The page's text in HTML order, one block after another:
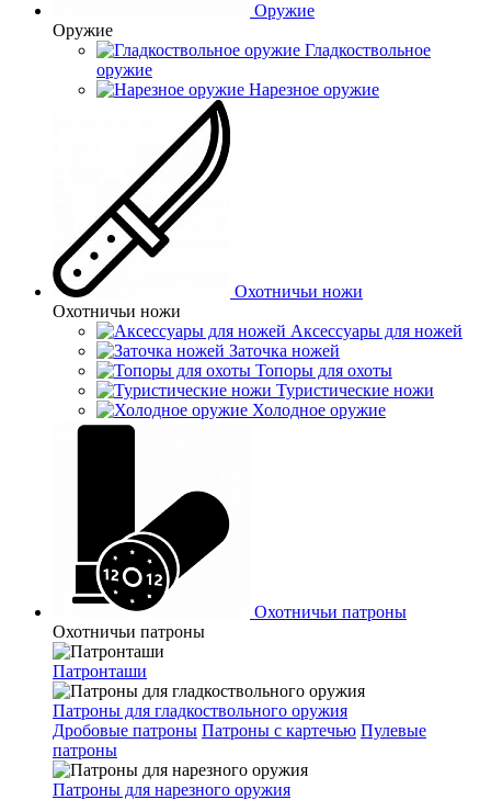
Оружие
Оружие
Гладкоствольное
оружие
Нарезное оружие
Охотничьи ножи
Охотничьи ножи
Аксессуары для ножей
Заточка ножей
Топоры для охоты
Туристические ножи
Холодное оружие
Охотничьи патроны
Охотничьи патроны
Патронташи
Патроны для гладкоствольного оружия
Дробовые патроны Патроны с картечью Пулевые
патроны
Патроны для нарезного оружия